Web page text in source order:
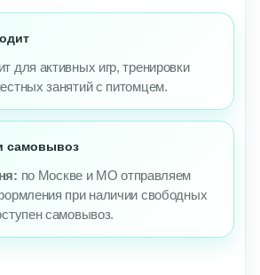
для активных игр, тренировки
занятий с питомцем.
самовывоз
по Москве и МО отправляем
при наличии свободных
самовывоз.